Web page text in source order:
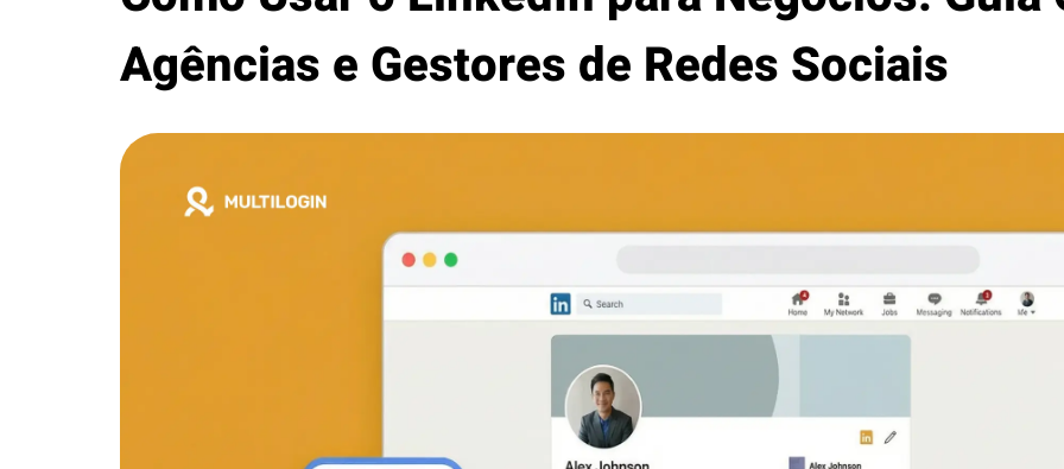
Agências e Gestores de Redes Sociais